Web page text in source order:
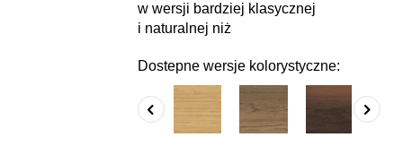
w wersji bardziej klasycznej
i naturalnej niż
Dostepne wersje kolorystyczne: